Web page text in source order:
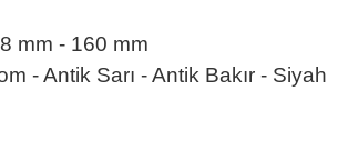
mm - 160 mm
- Antik Sarı - Antik Bakır - Siyah